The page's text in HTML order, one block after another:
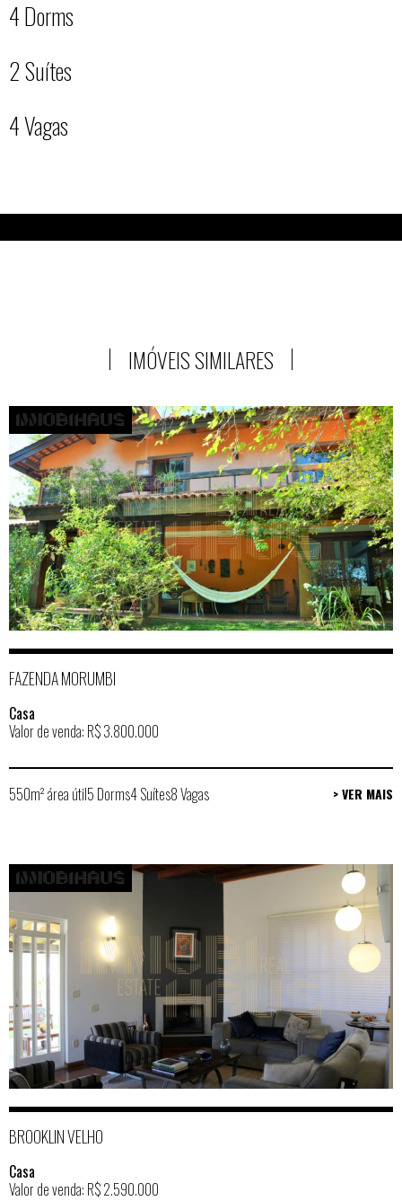
4 Dorms
2 Suítes
4 Vagas
IMÓVEIS SIMILARES
FAZENDA MORUMBI
Casa
Valor de venda: R$ 3.800.000
550m² área útil5 Dorms4 Suítes8 Vagas > VER MAIS
BROOKLIN VELHO
Casa
Valor de venda: R$ 2.590.000